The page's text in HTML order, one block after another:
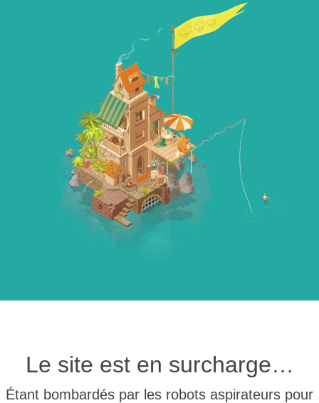
Le site est en surcharge…
Étant bombardés par les robots aspirateurs pour